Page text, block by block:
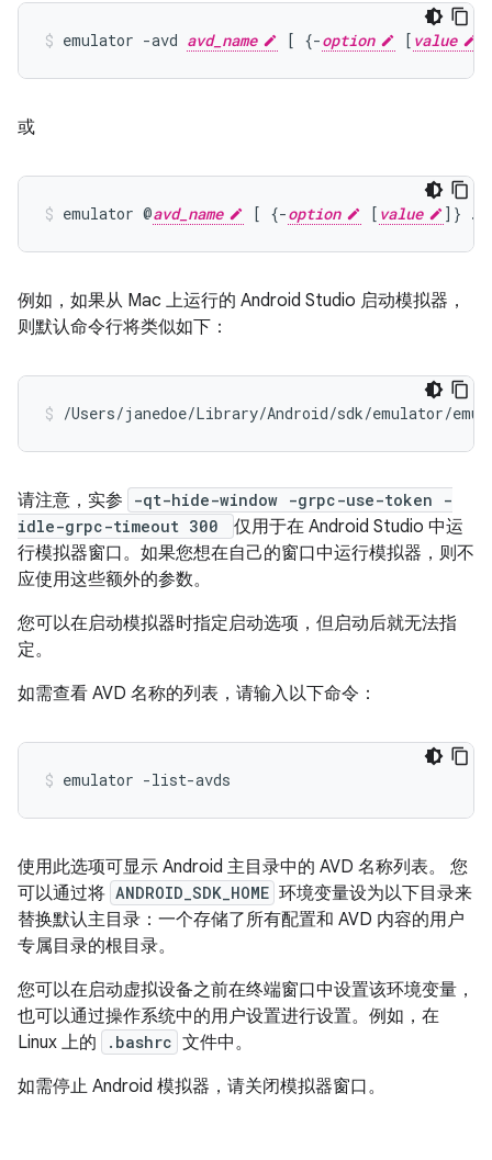
emulator -avd avd_name [ {-option [ value
或
emulator @avd_name [ {-option [ value
例如，如果从 Mac 上运行的 Android Studio 启动模拟器，
则默认命令行将类似如下：
/Users/janedoe/Library/Android/sdk/emulator/
请注意，实参
-qt-hide-window -grpc-use-token -
idle-grpc-timeout 300
仅用于在 Android Studio 中运
行模拟器窗口。如果您想在自己的窗口中运行模拟器，则不
应使用这些额外的参数。
您可以在启动模拟器时指定启动选项，但启动后就无法指
定。
如需查看 AVD 名称的列表，请输入以下命令：
emulator -list-avds
使用此选项可显示 Android 主目录中的 AVD 名称列表。 您
可以通过将 ANDROID_SDK_HOME 环境变量设为以下目录来
替换默认主目录：一个存储了所有配置和 AVD 内容的用户
专属目录的根目录。
您可以在启动虚拟设备之前在终端窗口中设置该环境变量，
也可以通过操作系统中的用户设置进行设置。例如，在
Linux 上的
.bashrc 文件中。
如需停止 Android 模拟器，请关闭模拟器窗口。